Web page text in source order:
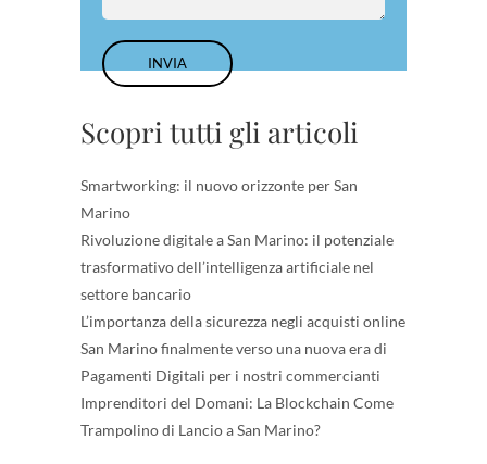
Scopri tutti gli articoli
Smartworking: il nuovo orizzonte per San
Marino
Rivoluzione digitale a San Marino: il potenziale
trasformativo dell’intelligenza artificiale nel
settore bancario
L’importanza della sicurezza negli acquisti online
San Marino finalmente verso una nuova era di
Pagamenti Digitali per i nostri commercianti
Imprenditori del Domani: La Blockchain Come
Trampolino di Lancio a San Marino?